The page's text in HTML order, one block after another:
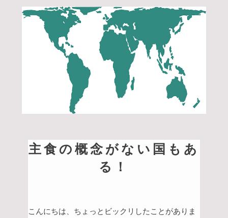
主食の概念がない国もあ
る！
こんにちは、ちょっとビックリしたことがありま